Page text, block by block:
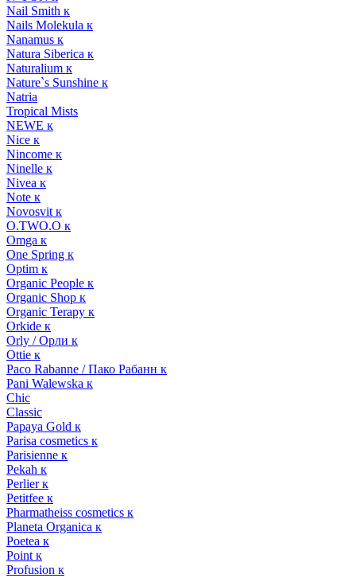
Nail Smith к
Nails Molekula к
Nanamus к
Natura Siberica к
Naturalium к
Nature`s Sunshine к
Natria
Tropical Mists
NEWE к
Nice к
Nincome к
Ninelle к
Nivea к
Note к
Novosvit к
O.TWO.O к
Omga к
One Spring к
Optim к
Organic People к
Organic Shop к
Organic Terapy к
Orkide к
Orly / Орли к
Ottie к
Paco Rabanne / Пако Рабанн к
Pani Walewska к
Chic
Classic
Papaya Gold к
Parisa cosmetics к
Parisienne к
Pekah к
Perlier к
Petitfee к
Pharmatheiss cosmetics к
Planeta Organica к
Poetea к
Point к
Profusion к